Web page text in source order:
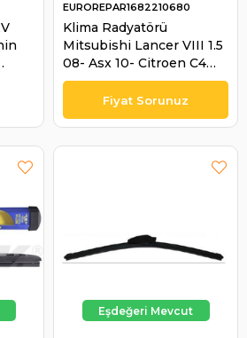
Klima Radyatörü
Mitsubishi Lancer VIII 1.5
08- Asx 10- Citroen C4
Peugeot Pejo 4007 |
EUROREPAR 1682210680
EUROREPAR1682210680